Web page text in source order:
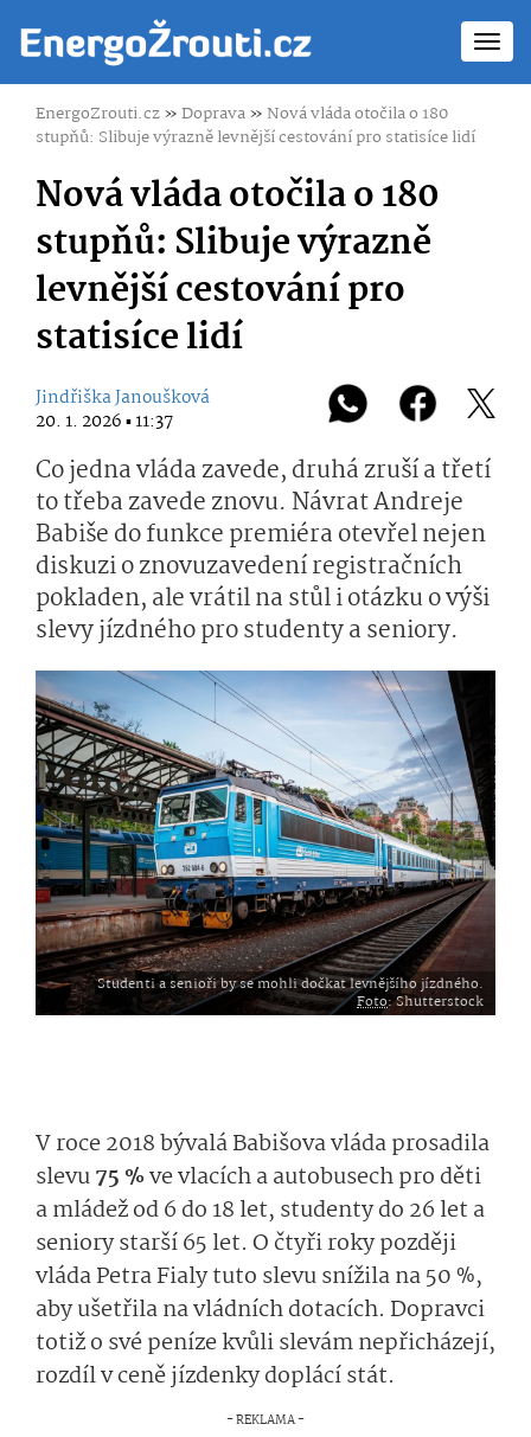
EnergoZrouti.cz»Doprava»Nová vláda otočila o 180
stupňů: Slibuje výrazně levnější cestování pro statisíce lidí
Nová vláda otočila o 180
stupňů: Slibuje výrazně
levnější cestování pro
statisíce lidí
Jindřiška Janoušková
20. 1. 2026 ▪ 11:37
Co jedna vláda zavede, druhá zruší a třetí
to třeba zavede znovu. Návrat Andreje
Babiše do funkce premiéra otevřel nejen
diskuzi o znovuzavedení registračních
pokladen, ale vrátil na stůl i otázku o výši
slevy jízdného pro studenty a seniory.
Studenti a senioři by se mohli dočkat levnějšího jízdného.
Foto: Shutterstock
V roce 2018 bývalá Babišova vláda prosadila
slevu75 %ve vlacích a autobusech pro děti
a mládež od 6 do 18 let, studenty do 26 let a
seniory starší 65 let. O čtyři roky později
vláda Petra Fialy tuto slevu snížila na 50 %,
aby ušetřila na vládních dotacích. Dopravci
totiž o své peníze kvůli slevám nepřicházejí,
rozdíl v ceně jízdenky doplácí stát.